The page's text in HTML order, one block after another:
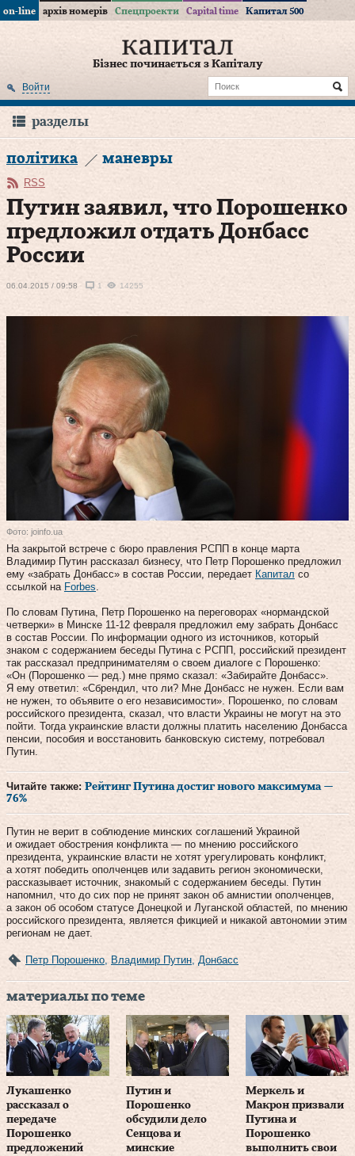
on-line архів номерів Спецпроекти Capital time Капитал 500
Бізнес починається з Капіталу
Войти
разделы
політика маневры
RSS
Путин заявил, что Порошенко
предложил отдать Донбасс
России
06.04.2015 / 09:58 1 14255
Фото: joinfo.ua
На закрытой встрече с бюро правления РСПП в конце марта
Владимир Путин рассказал бизнесу, что Петр Порошенко предложил
ему «забрать Донбасс» в состав России, передает Капитал со
ссылкой на Forbes
По словам Путина, Петр Порошенко на переговорах «нормандской
четверки» в Минске 11-12 февраля предложил ему забрать Донбасс
в состав России. По информации одного из источников, который
знаком с содержанием беседы Путина с РСПП, российский президент
так рассказал предпринимателям о своем диалоге с Порошенко:
«Он (Порошенко — ред.) мне прямо сказал: «Забирайте Донбасс».
Я ему ответил: «Сбрендил, что ли? Мне Донбасс не нужен. Если вам
не нужен, то объявите о его независимости». Порошенко, по словам
российского президента, сказал, что власти Украины не могут на это
пойти. Тогда украинские власти должны платить населению Донбасса
пенсии, пособия и восстановить банковскую систему, потребовал
Путин.
Читайте также: Рейтинг Путина достиг нового максимума —
76%
Путин не верит в соблюдение минских соглашений Украиной
и ожидает обострения конфликта — по мнению российского
президента, украинские власти не хотят урегулировать конфликт,
а хотят победить ополченцев или задавить регион экономически,
рассказывает источник, знакомый с содержанием беседы. Путин
напомнил, что до сих пор не принят закон об амнистии ополченцев,
а закон об особом статусе Донецкой и Луганской областей, по мнению
российского президента, является фикцией и никакой автономии этим
регионам не дает.
Петр Порошенко Владимир Путин Донбасс
материалы по теме
Лукашенко
рассказал о
передаче
Порошенко
предложений
Путин и
Порошенко
обсудили дело
Сенцова и
минские
Меркель и
Макрон призвали
Путина и
Порошенко
выполнить свои